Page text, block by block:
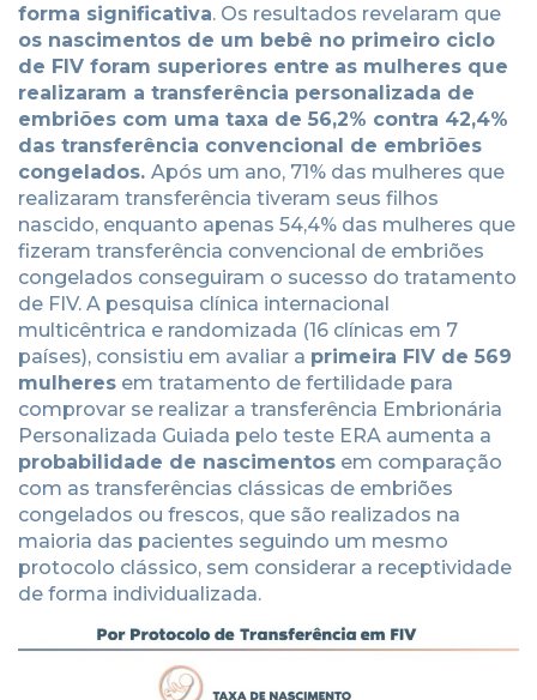
forma significativa. Os resultados revelaram que
os nascimentos de um bebê no primeiro ciclo
de FIV foram superiores entre as mulheres que
realizaram a transferência personalizada de
embriões com uma taxa de 56,2% contra 42,4%
das transferência convencional de embriões
congelados. Após um ano, 71% das mulheres que
realizaram transferência tiveram seus filhos
nascido, enquanto apenas 54,4% das mulheres que
fizeram transferência convencional de embriões
congelados conseguiram o sucesso do tratamento
de FIV. A pesquisa clínica internacional
multicêntrica e randomizada (16 clínicas em 7
países), consistiu em avaliar a primeira FIV de 569
mulheres em tratamento de fertilidade para
comprovar se realizar a transferência Embrionária
Personalizada Guiada pelo teste ERA aumenta a
probabilidade de nascimentos em comparação
com as transferências clássicas de embriões
congelados ou frescos, que são realizados na
maioria das pacientes seguindo um mesmo
protocolo clássico, sem considerar a receptividade
de forma individualizada.